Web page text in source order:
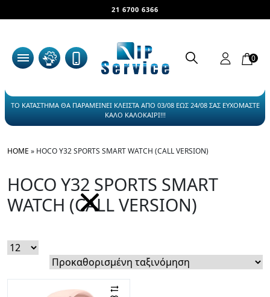
21 6700 6366
0
ΤΟ ΚΑΤΑΣΤΗΜΑ ΘΑ ΠΑΡΑΜΕΙΝΕΙ ΚΛΕΙΣΤΑ ΑΠΟ 03/08 ΕΩΣ 24/08 ΣΑΣ ΕΥΧΟΜΑΣΤΕ
ΚΑΛΟ ΚΑΛΟΚΑΙΡΙ!!!
HOME » HOCO Y32 SPORTS SMART WATCH (CALL VERSION)
HOCO Y32 SPORTS SMART
WATCH (CALL VERSION)